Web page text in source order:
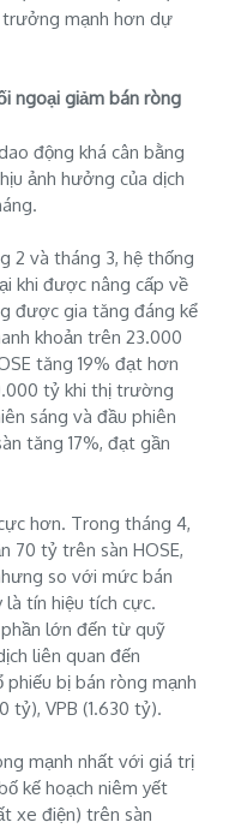
trưởng mạnh hơn dự
ngoại giảm bán ròng
động khá cân bằng
ảnh hưởng của dịch
2 và tháng 3, hệ thống
khi được nâng cấp về
được gia tăng đáng kể
khoản trên 23.000
tăng 19% đạt hơn
tỷ khi thị trường
sáng và đầu phiên
tăng 17%, đạt gần
hơn. Trong tháng 4,
70 tỷ trên sàn HOSE,
so với mức bán
là tín hiệu tích cực.
lớn đến từ quỹ
liên quan đến
bị bán ròng mạnh
tỷ), VPB (1.630 tỷ).
mạnh nhất với giá trị
kế hoạch niêm yết
xe điện) trên sàn